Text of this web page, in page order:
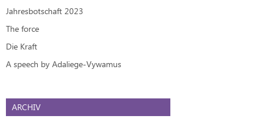
Jahresbotschaft 2023
The force
Die Kraft
A speech by Adaliege-Vywamus
ARCHIV